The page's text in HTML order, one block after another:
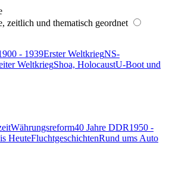
zeitlich und thematisch geordnet
- 1939Erster WeltkriegNS-
WeltkriegShoa, HolocaustU-Boot und
Währungsreform40 Jahre DDR1950 -
HeuteFluchtgeschichtenRund ums Auto